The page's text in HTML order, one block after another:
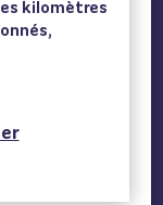
kilomètres